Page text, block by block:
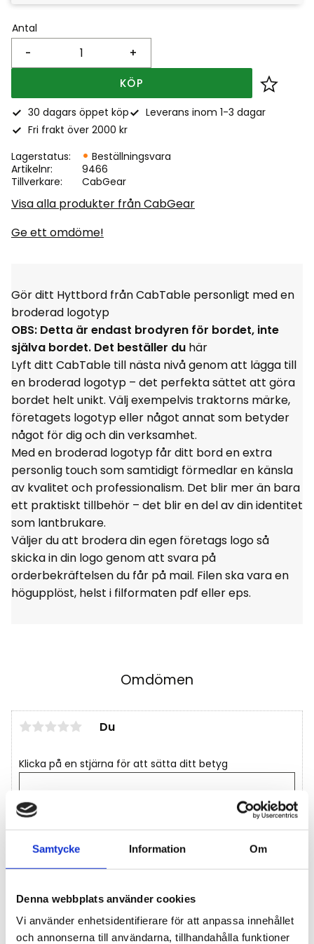
Samtycke Information Om
Denna webbplats använder cookies
Vi använder enhetsidentifierare för att anpassa innehållet
och annonserna till användarna, tillhandahålla funktioner
Antal
+
-
KÖP Lägg
30 dagars öppet köp
Leverans inom 1-3 dagar
Fri frakt över 2000 kr
Lagerstatus
Beställningsvara
Artikelnr
9466
Tillverkare
CabGear
Visa alla produkter från CabGear
Ge ett omdöme!
Gör ditt Hyttbord från CabTable personligt med en
broderad logotyp
OBS: Detta är endast brodyren för bordet, inte
själva bordet. Det beställer du här
Lyft ditt CabTable till nästa nivå genom att lägga till
en broderad logotyp – det perfekta sättet att göra
bordet helt unikt. Välj exempelvis traktorns märke,
företagets logotyp eller något annat som betyder
något för dig och din verksamhet.
Med en broderad logotyp får ditt bord en extra
personlig touch som samtidigt förmedlar en känsla
av kvalitet och professionalism. Det blir mer än bara
ett praktiskt tillbehör – det blir en del av din identitet
som lantbrukare.
Väljer du att brodera din egen företags logo så
skicka in din logo genom att svara på
orderbekräftelsen du får på mail. Filen ska vara en
högupplöst, helst i filformaten pdf eller eps.
Omdömen
Du
Klicka på en stjärna för att sätta ditt betyg
Tips och inspiration